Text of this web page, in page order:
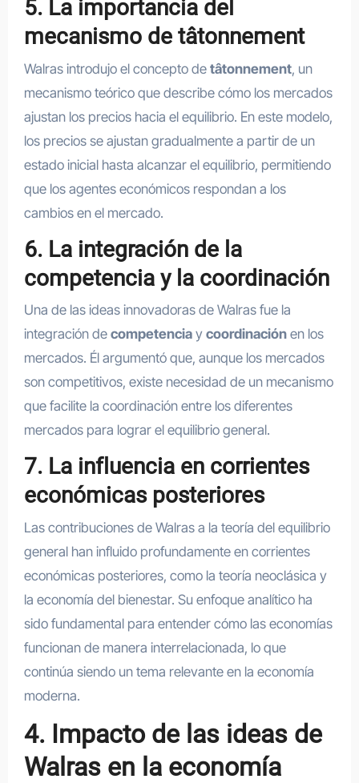
5. La importancia del
mecanismo de tâtonnement
Walras introdujo el concepto de tâtonnement, un
mecanismo teórico que describe cómo los mercados
ajustan los precios hacia el equilibrio. En este modelo,
los precios se ajustan gradualmente a partir de un
estado inicial hasta alcanzar el equilibrio, permitiendo
que los agentes económicos respondan a los
cambios en el mercado.
6. La integración de la
competencia y la coordinación
Una de las ideas innovadoras de Walras fue la
integración de competenciay coordinaciónen los
mercados. Él argumentó que, aunque los mercados
son competitivos, existe necesidad de un mecanismo
que facilite la coordinación entre los diferentes
mercados para lograr el equilibrio general.
7. La influencia en corrientes
económicas posteriores
Las contribuciones de Walras a la teoría del equilibrio
general han influido profundamente en corrientes
económicas posteriores, como la teoría neoclásica y
la economía del bienestar. Su enfoque analítico ha
sido fundamental para entender cómo las economías
funcionan de manera interrelacionada, lo que
continúa siendo un tema relevante en la economía
moderna.
4. Impacto de las ideas de
Walras en la economía